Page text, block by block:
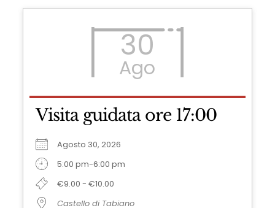
30
Ago
Visita guidata ore 17:00
Agosto 30, 2026
5:00 pm-6:00 pm
€9.00 - €10.00
Castello di Tabiano